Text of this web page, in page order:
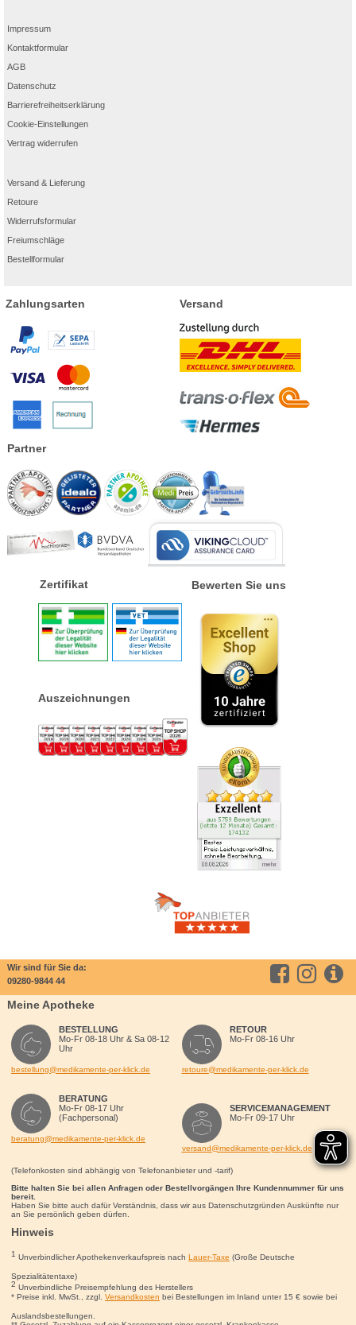
Impressum
Kontaktformular
AGB
Datenschutz
Barrierefreiheitserklärung
Cookie-Einstellungen
Vertrag widerrufen
Versand & Lieferung
Retoure
Widerrufsformular
Freiumschläge
Bestellformular
Zahlungsarten Versand
Partner
Zertifikat
Auszeichnungen
Bewerten Sie uns
Wir sind für Sie da:
09280-9844 44
Meine Apotheke
BESTELLUNG
Mo-Fr 08-18 Uhr & Sa 08-12
Uhr
bestellung@medikamente-per-klick.de
BERATUNG
Mo-Fr 08-17 Uhr
(Fachpersonal)
beratung@medikamente-per-klick.de
RETOUR
Mo-Fr 08-16 Uhr
retoure@medikamente-per-klick.de
SERVICEMANAGEMENT
Mo-Fr 09-17 Uhr
versand@medikamente-per-klick.de
(Telefonkosten sind abhängig von Telefonanbieter und -tarif)
Bitte halten Sie bei allen Anfragen oder Bestellvorgängen Ihre Kundennummer für uns
bereit.
Haben Sie bitte auch dafür Verständnis, dass wir aus Datenschutzgründen Auskünfte nur
an Sie persönlich geben dürfen.
Hinweis
1 Unverbindlicher Apothekenverkaufspreis nach Lauer-Taxe (Große Deutsche
Spezialitätentaxe)
2 Unverbindliche Preisempfehlung des Herstellers
* Preise inkl. MwSt., zzgl. Versandkosten bei Bestellungen im Inland unter 15 €sowie bei
Auslandsbestellungen.